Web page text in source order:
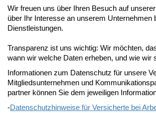
Wir freuen uns über Ihren Besuch auf
über Ihr Interesse an unserem Unternehmen
Dienstleistungen.
Transparenz ist uns wichtig: Wir möchten,
wann wir welche Daten erheben, und wie wir
Informationen zum Datenschutz für unsere
Mitgliedsunternehmen und
partner können Sie dem jeweiligen
-Datenschutzhinweise für Versicherte bei